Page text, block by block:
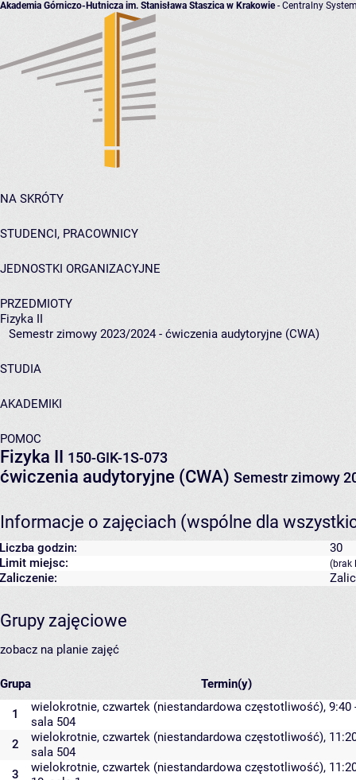
Akademia Górniczo-Hutnicza im. Stanisława Staszica w Krakowie- Centralny
NA SKRÓTY
STUDENCI, PRACOWNICY
JEDNOSTKI ORGANIZACYJNE
PRZEDMIOTY
Fizyka II
Semestr zimowy 2023/2024 - ćwiczenia audytoryjne (CWA)
STUDIA
AKADEMIKI
POMOC
Fizyka II 150-GIK-1S-073
ćwiczenia audytoryjne (CWA) Semestr zimowy
Informacje o zajęciach (wspólne dla
Liczba godzin:
30
Limit miejsc:
(brak
Zaliczenie:
Grupy zajęciowe
zobacz na planie zajęć
Grupa Termin(y)
1
wielokrotnie, czwartek (niestandardowa częstotliwość), 9:40
sala 504
2
wielokrotnie, czwartek (niestandardowa częstotliwość),
sala 504
3
wielokrotnie, czwartek (niestandardowa częstotliwość),